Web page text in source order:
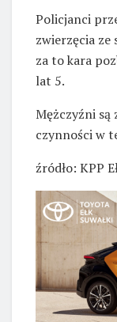
Policjanci
zwierzęcia
za to kara
lat 5.
Mężczyźni
czynności w
źródło: KPP